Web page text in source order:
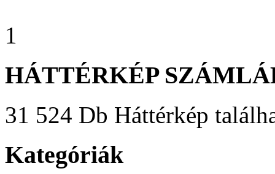
1
HÁTTÉRKÉP
31 524 Db Háttérkép
Kategóriák